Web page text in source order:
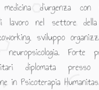
d’urgenza con
lavoro nel settore
sviluppo
neuropsicologia. Forte
diplomata
in Psicoterapia